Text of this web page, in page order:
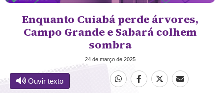
Enquanto Cuiabá perde árvores,
Campo Grande e Sabará colhem
sombra
24 de março de 2025
Ouvir texto